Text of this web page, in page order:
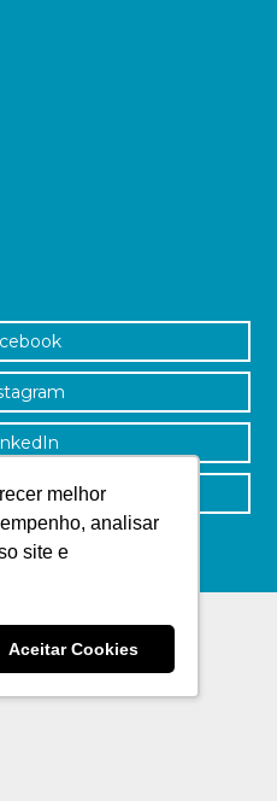
melhor
analisar
site e
Aceitar Cookies